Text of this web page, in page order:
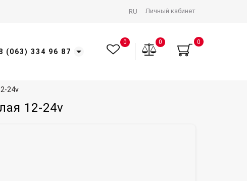
Личный кабинет
RU
(063) 334 96 87
0
0
0
24v
12-24v